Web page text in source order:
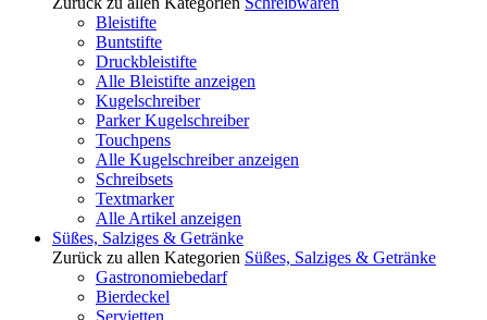
Bleistifte
Buntstifte
Druckbleistifte
Alle Bleistifte anzeigen
Kugelschreiber
Parker Kugelschreiber
Touchpens
Alle Kugelschreiber anzeigen
Schreibsets
Textmarker
Alle Artikel anzeigen
Süßes, Salziges & Getränke
Zurück zu allen Kategorien Süßes, Salziges & Getränke
Gastronomiebedarf
Bierdeckel
Servietten